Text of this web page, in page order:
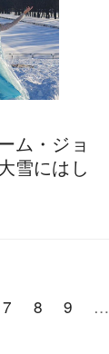
ム・ジョ
雪にはし
7 8 9 …